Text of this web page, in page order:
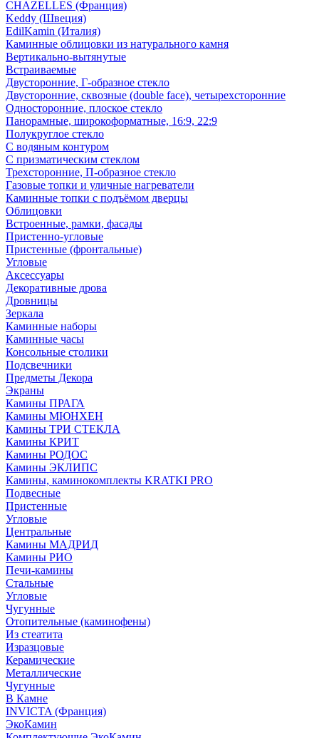
CHAZELLES (Франция)
Keddy (Швеция)
EdilKamin (Италия)
Каминные облицовки из натурального камня
Вертикально-вытянутые
Встраиваемые
Двусторонние, Г-образное стекло
Двусторонние, сквозные (double face), четырехсторонние
Односторонние, плоское стекло
Панорамные, широкоформатные, 16:9, 22:9
Полукруглое стекло
С водяным контуром
С призматическим стеклом
Трехсторонние, П-образное стекло
Газовые топки и уличные нагреватели
Каминные топки с подъёмом дверцы
Облицовки
Встроенные, рамки, фасады
Пристенно-угловые
Пристенные (фронтальные)
Угловые
Аксессуары
Декоративные дрова
Дровницы
Зеркала
Каминные наборы
Каминные часы
Консольные столики
Подсвечники
Предметы Декора
Экраны
Камины ПРАГА
Камины МЮНХЕН
Камины ТРИ СТЕКЛА
Камины КРИТ
Камины РОДОС
Камины ЭКЛИПС
Камины, каминокомплекты KRATKI PRO
Подвесные
Пристенные
Угловые
Центральные
Камины МАДРИД
Камины РИО
Печи-камины
Стальные
Угловые
Чугунные
Отопительные (каминофены)
Из стеатита
Изразцовые
Керамические
Металлические
Чугунные
В Камне
INVICTA (Франция)
ЭкоКамин